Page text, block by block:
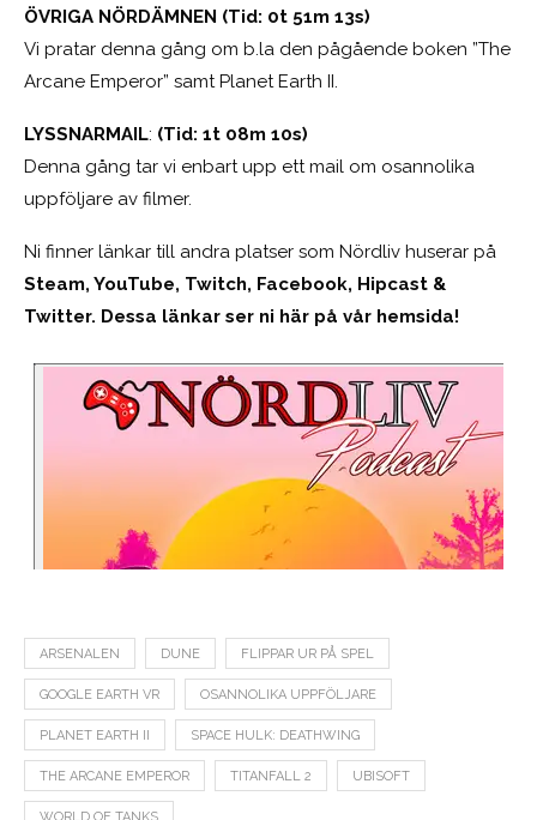
ÖVRIGA NÖRDÄMNEN (Tid: 0t 51m 13s)
Vi pratar denna gång om b.la den pågående boken ”The
Arcane Emperor” samt Planet Earth II.
LYSSNARMAIL: (Tid: 1t 08m 10s)
Denna gång tar vi enbart upp ett mail om osannolika
uppföljare av filmer.
Ni finner länkar till andra platser som Nördliv huserar på
Steam, YouTube, Twitch, Facebook, Hipcast &
Twitter. Dessa länkar ser ni här på vår hemsida!
ARSENALEN DUNE FLIPPAR UR PÅ SPEL
GOOGLE EARTH VR OSANNOLIKA UPPFÖLJARE
PLANET EARTH II SPACE HULK: DEATHWING
THE ARCANE EMPEROR TITANFALL 2 UBISOFT